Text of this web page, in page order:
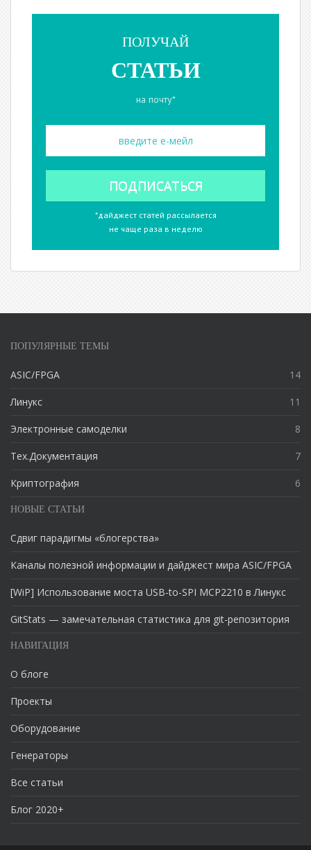
ПОЛУЧАЙ
СТАТЬИ
на почту*
*дайджест статей рассылается
не чаще раза в неделю
ПОПУЛЯРНЫЕ ТЕМЫ
ASIC/FPGA 14
Линукс 11
Электронные самоделки 8
Тех.Документация 7
Криптография 6
НОВЫЕ СТАТЬИ
Сдвиг парадигмы «блогерства»
Каналы полезной информации и дайджест мира ASIC/FPGA
[WiP] Использование моста USB-to-SPI MCP2210 в Линукс
GitStats — замечательная статистика для git-репозитория
НАВИГАЦИЯ
О блоге
Проекты
Оборудование
Генераторы
Все статьи
Блог 2020+